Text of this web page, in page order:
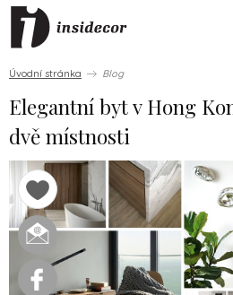
Úvodní stránka Blog
Elegantní byt v Hong
dvě místnosti